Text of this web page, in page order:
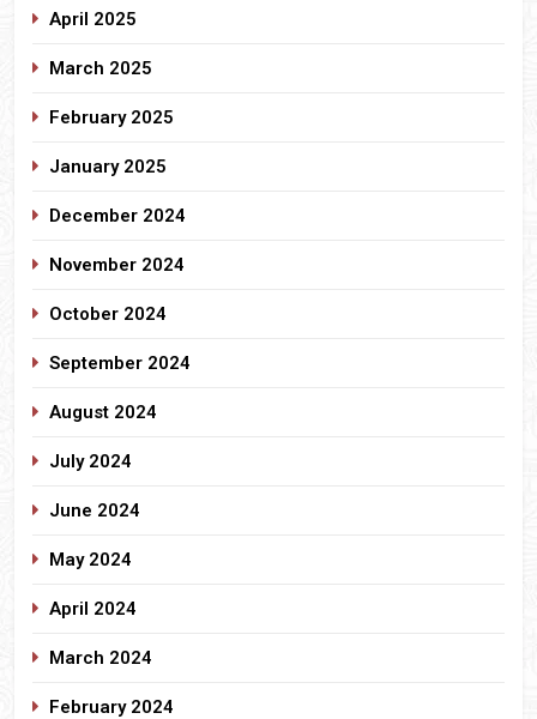
April 2025
March 2025
February 2025
January 2025
December 2024
November 2024
October 2024
September 2024
August 2024
July 2024
June 2024
May 2024
April 2024
March 2024
February 2024